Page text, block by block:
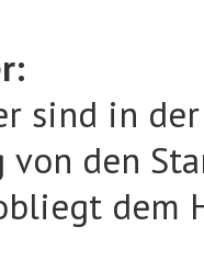
sind in
von den
dem